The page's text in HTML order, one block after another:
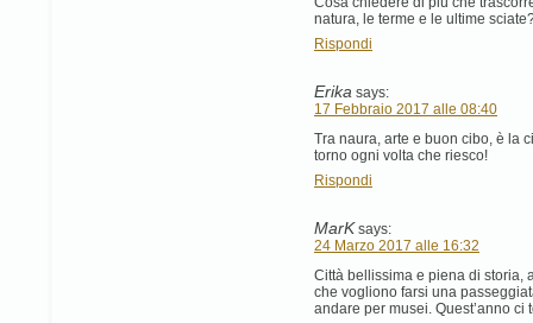
natura, le terme e le ultime
Rispondi
Erika says:
17 Febbraio 2017 alle 08:40
Tra naura, arte e buon cibo, è la
torno ogni volta che riesco!
Rispondi
MarK says:
24 Marzo 2017 alle 16:32
Città bellissima e piena di storia,
che vogliono farsi una
andare per musei. Quest’anno